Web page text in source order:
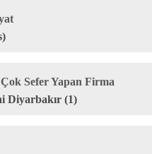
Sefer Yapan Firma
Diyarbakır (1)